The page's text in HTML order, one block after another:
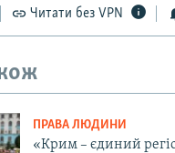
Читати без VPN
ПРАВА ЛЮДИНИ
«Крим – єдиний